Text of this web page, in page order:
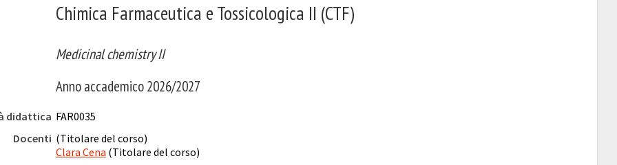
Chimica Farmaceutica e Tossicologica II (CTF)
Medicinal chemistry II
Anno accademico 2026/2027
didattica FAR0035
Docenti (Titolare del corso)
Clara Cena (Titolare del corso)